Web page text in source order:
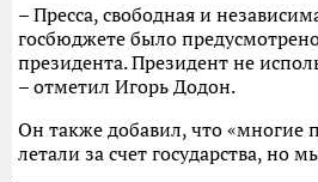
– Пресса, свободная и
госбюджете было
президента. Президент не
– отметил Игорь Додон.
Он также добавил, что «многие
летали за счет государства, но